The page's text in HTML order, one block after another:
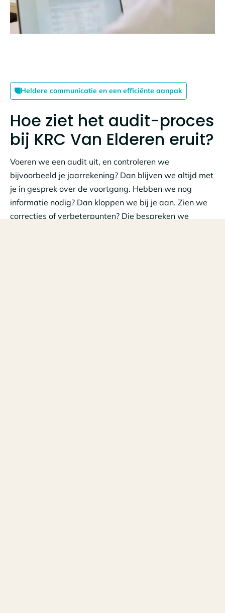
Heldere communicatie en een efficiënte aanpak
Hoe ziet het audit-proces
bij KRC Van Elderen eruit?
Voeren we een audit uit, en controleren we
bijvoorbeeld je jaarrekening? Dan blijven we altijd met
je in gesprek over de voortgang. Hebben we nog
informatie nodig? Dan kloppen we bij je aan. Zien we
correcties of verbeterpunten? Die bespreken we